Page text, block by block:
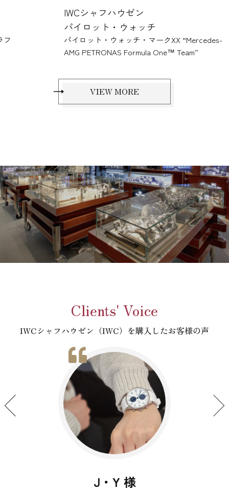
IWCシャフハウゼン
パイロット・ウォッチ
パイロット・ウォッチ・マークXX “Mercedes-
AMG PETRONAS Formula One™ Team”
パ
VIEW MORE
Clients' Voice
IWCシャフハウゼン（IWC）を購入したお客様の声
S・H 様